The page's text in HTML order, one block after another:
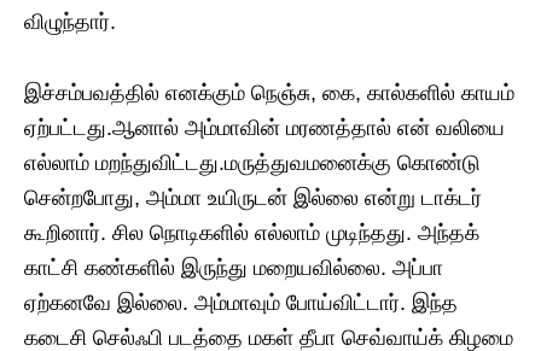
விழுந்தார்.
இச்சம்பவத்தில் எனக்கும் நெஞ்சு, கை, கால்களில் காயம்
ஏற்பட்டது.ஆனால் அம்மாவின் மரணத்தால் என் வலியை
எல்லாம் மறந்துவிட்டது.மருத்துவமனைக்கு கொண்டு
சென்றபோது, ​​அம்மா உயிருடன் இல்லை என்று டாக்டர்
கூறினார். சில நொடிகளில் எல்லாம் முடிந்தது. அந்தக்
காட்சி கண்களில் இருந்து மறையவில்லை. அப்பா
ஏற்கனவே இல்லை. அம்மாவும் போய்விட்டார். இந்த
கடைசி செல்ஃபி படத்தை மகள் தீபா செவ்வாய்க் கிழமை